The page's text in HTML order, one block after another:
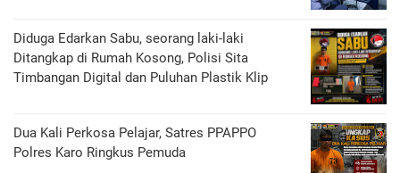
Diduga Edarkan Sabu, seorang laki-laki
Ditangkap di Rumah Kosong, Polisi Sita
Timbangan Digital dan Puluhan Plastik Klip
Dua Kali Perkosa Pelajar, Satres PPAPPO
Polres Karo Ringkus Pemuda